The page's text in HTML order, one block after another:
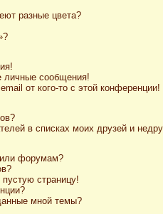
разные цвета?
личные сообщения!
от кого-то с этой конференции!
в списках моих друзей и
форумам?
страницу!
мной темы?